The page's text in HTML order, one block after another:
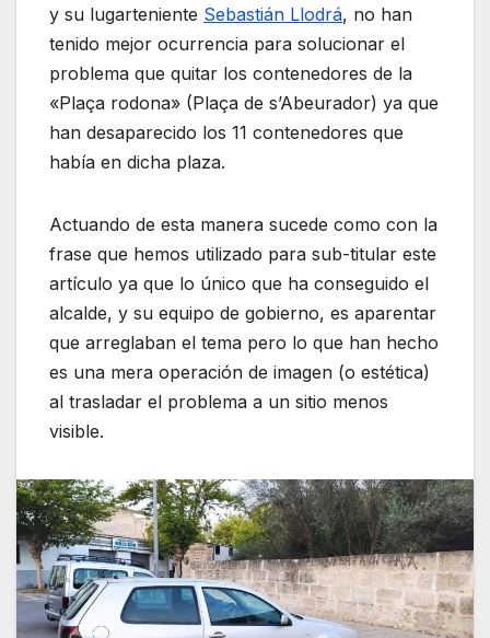
y su lugarteniente Sebastián Llodrá, no han
tenido mejor ocurrencia para solucionar el
problema que quitar los contenedores de la
«Plaça rodona» (Plaça de s’Abeurador) ya que
han desaparecido los 11 contenedores que
había en dicha plaza.
Actuando de esta manera sucede como con la
frase que hemos utilizado para sub-titular este
artículo ya que lo único que ha conseguido el
alcalde, y su equipo de gobierno, es aparentar
que arreglaban el tema pero lo que han hecho
es una mera operación de imagen (o estética)
al trasladar el problema a un sitio menos
visible.